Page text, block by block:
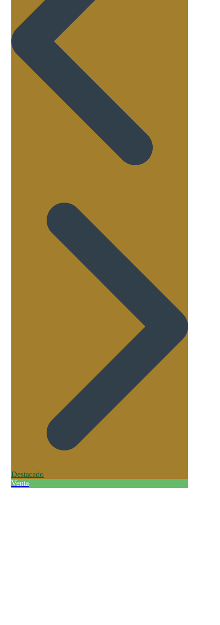
Destacado
Venta